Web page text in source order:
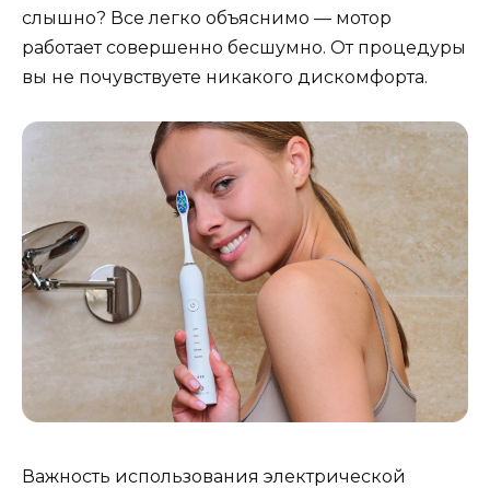
слышно? Все легко объяснимо — мотор
работает совершенно бесшумно. От процедуры
вы не почувствуете никакого дискомфорта.
Важность использования электрической